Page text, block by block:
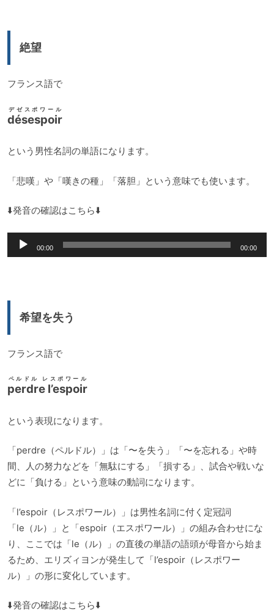
絶望
フランス語で
désespoir
デゼスポワール
という男性名詞の単語になります。
「悲嘆」や「嘆きの種」「落胆」という意味でも使います。
⬇️発音の確認はこちら⬇️
声
00:00 00:00
希望を失う
フランス語で
perdre l’espoir
ペルドル レスポワール
という表現になります。
「perdre（ペルドル）」は「〜を失う」「〜を忘れる」や時
間、人の努力などを「無駄にする」「損する」、試合や戦いな
どに「負ける」という意味の動詞になります。
「l’espoir（レスポワール）」は男性名詞に付く定冠詞
「le（ル）」と「espoir（エスポワール）」の組み合わせにな
り、ここでは「le（ル）」の直後の単語の語頭が母音から始ま
るため、エリズィヨンが発生して「l’espoir（レスポワー
ル）」の形に変化しています。
⬇️発音の確認はこちら⬇️